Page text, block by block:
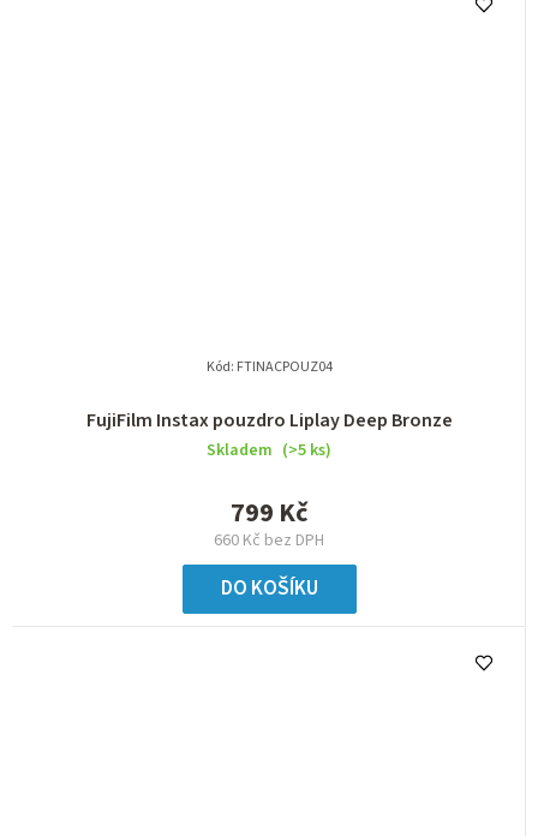
FujiFilm Instax pouzdro Liplay Deep Bronze
Skladem (>5 ks)
660 Kč bez DPH
799 Kč
DO KOŠÍKU
Kód: FTINACPOUZ04